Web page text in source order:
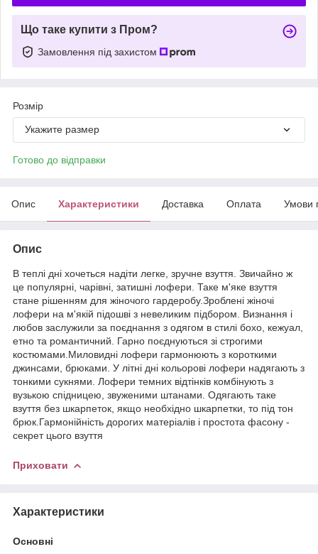
Що таке купити з Пром?
Замовлення під захистом
Розмір
Укажите размер
Готово до відправки
Опис Характеристики Доставка Оплата Умови
Опис
В теплі дні хочеться надіти легке, зручне взуття. Звичайно ж
це популярні, чарівні, затишні лофери. Таке м'яке взуття
стане рішенням для жіночого гардеробу.Зроблені жіночі
лофери на м'якій підошві з невеликим підбором. Визнання і
любов заслужили за поєднання з одягом в стилі бохо, кежуал,
етно та романтичний. Гарно поєднуються зі строгими
костюмами.Миловидні лофери гармонюють з короткими
джинсами, брюками. У літні дні кольорові лофери надягають з
тонкими сукнями. Лофери темних відтінків комбінують з
вузькою спідницею, звуженими штанами. Одягають таке
взуття без шкарпеток, якщо необхідно шкарпетки, то під тон
брюк.Гармонійність дорогих матеріалів і простота фасону -
секрет цього взуття
Приховати
Характеристики
Основні